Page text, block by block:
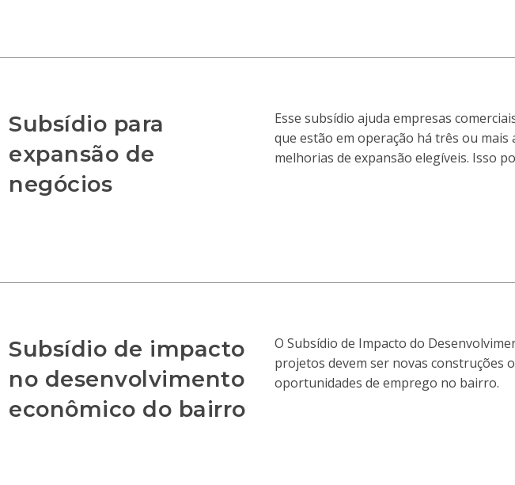
Subsídio para
expansão de
negócios
Esse subsídio ajuda empresas
que estão em operação há três ou
melhorias de expansão elegíveis. Isso
Subsídio de impacto
no desenvolvimento
econômico do bairro
O Subsídio de Impacto do
projetos devem ser novas construções
oportunidades de emprego no bairro.